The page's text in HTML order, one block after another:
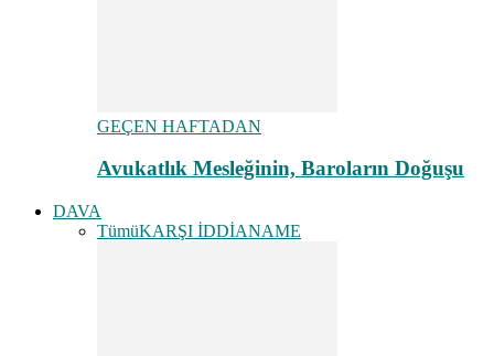
GEÇEN HAFTADAN
Avukatlık Mesleğinin, Baroların Doğuşu
DAVA
TümüKARŞI İDDİANAME